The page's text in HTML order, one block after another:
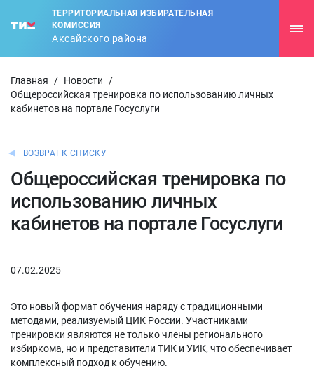
ТЕРРИТОРИАЛЬНАЯ ИЗБИРАТЕЛЬНАЯ
КОМИССИЯ
Аксайского района
Главная / Новости
/
Общероссийская тренировка по использованию личных
кабинетов на портале Госуслуги
ВОЗВРАТ К СПИСКУ
Общероссийская тренировка по
использованию личных
кабинетов на портале Госуслуги
07.02.2025
Это новый формат обучения наряду с традиционными
методами, реализуемый ЦИК России. Участниками
тренировки являются не только члены регионального
избиркома, но и представители ТИК и УИК, что обеспечивает
комплексный подход к обучению.